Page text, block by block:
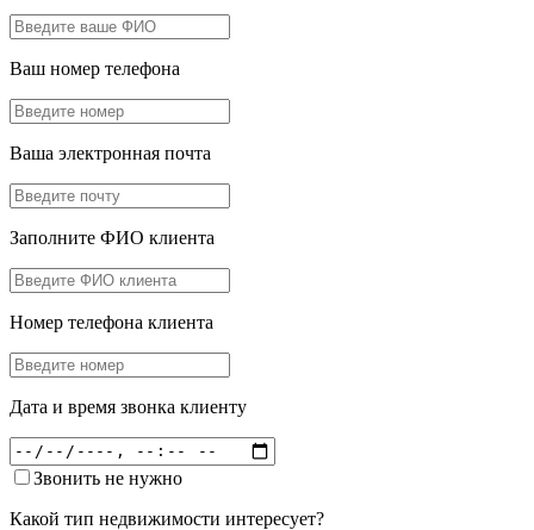
Ваш номер телефона
Ваша электронная почта
Заполните ФИО клиента
Номер телефона клиента
Дата и время звонка клиенту
Звонить не нужно
Какой тип недвижимости интересует?